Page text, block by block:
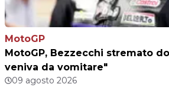
MotoGP
MotoGP, Bezzecchi stremato
veniva da vomitare"
09 agosto 2026